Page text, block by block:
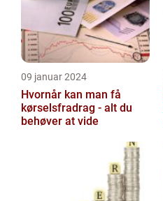
09 januar 2024
Hvornår kan man få
kørselsfradrag - alt du
behøver at vide